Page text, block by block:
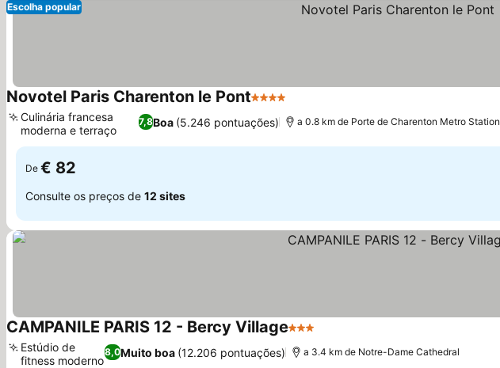
Escolha popular
Novotel Paris Charenton le Pont4 Estrelas
7,8Boa (5.246 pontuações)
Culinária francesa
moderna e terraço
a 0.8 km de Porte de Charenton Metro Station
De € 82
Consulte os preços de 12 sites
CAMPANILE PARIS 12 - Bercy Village3 Estrelas
8,0Muito boa (12.206 pontuações)
Estúdio de
fitness moderno
a 3.4 km de Notre-Dame Cathedral